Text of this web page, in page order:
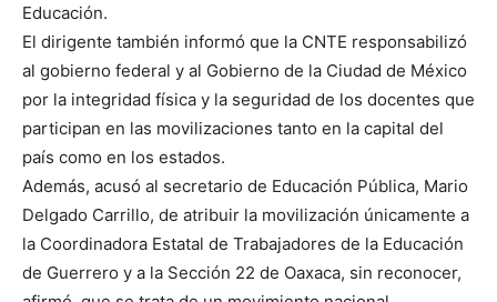
Educación.
El dirigente también informó que la CNTE responsabilizó
al gobierno federal y al Gobierno de la Ciudad de México
por la integridad física y la seguridad de los docentes que
participan en las movilizaciones tanto en la capital del
país como en los estados.
Además, acusó al secretario de Educación Pública, Mario
Delgado Carrillo, de atribuir la movilización únicamente a
la Coordinadora Estatal de Trabajadores de la Educación
de Guerrero y a la Sección 22 de Oaxaca, sin reconocer,